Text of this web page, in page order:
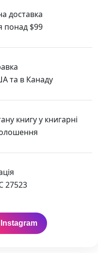
доставка
понад $99
та в Канаду
книгу у книгарні
27523